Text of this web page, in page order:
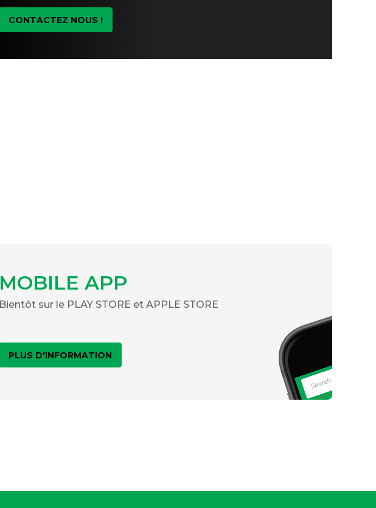
CONTACTEZ NOUS !
MOBILE APP
Bientôt sur le PLAY STORE et APPLE STORE
PLUS D'INFORMATION